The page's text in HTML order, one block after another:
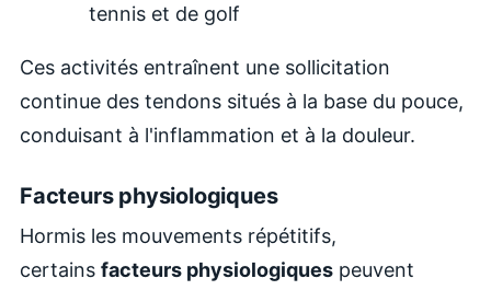
tennis et de golf
Ces activités entraînent une sollicitation
continue des tendons situés à la base du pouce,
conduisant à l'inflammation et à la douleur.
Facteurs physiologiques
Hormis les mouvements répétitifs,
certains facteurs physiologiques peuvent